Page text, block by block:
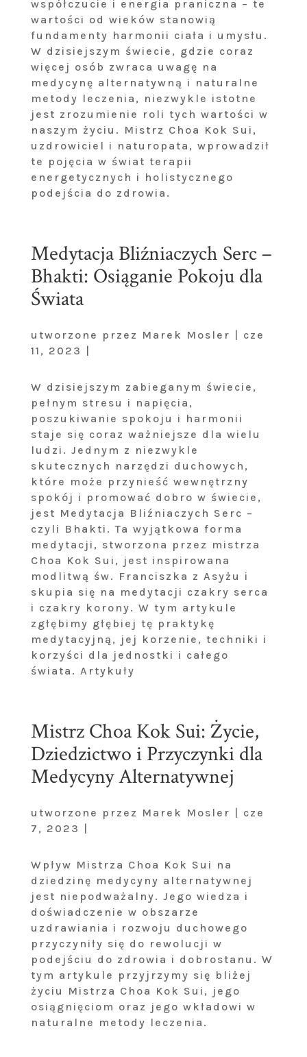
współczucie i energia praniczna – te
wartości od wieków stanowią
fundamenty harmonii ciała i umysłu.
W dzisiejszym świecie, gdzie coraz
więcej osób zwraca uwagę na
medycynę alternatywną i naturalne
metody leczenia, niezwykle istotne
jest zrozumienie roli tych wartości w
naszym życiu. Mistrz Choa Kok Sui,
uzdrowiciel i naturopata, wprowadził
te pojęcia w świat terapii
energetycznych i holistycznego
podejścia do zdrowia.
Medytacja Bliźniaczych Serc –
Bhakti: Osiąganie Pokoju dla
Świata
utworzone przez Marek Mosler | cze
11, 2023 |
W dzisiejszym zabieganym świecie,
pełnym stresu i napięcia,
poszukiwanie spokoju i harmonii
staje się coraz ważniejsze dla wielu
ludzi. Jednym z niezwykle
skutecznych narzędzi duchowych,
które może przynieść wewnętrzny
spokój i promować dobro w świecie,
jest Medytacja Bliźniaczych Serc –
czyli Bhakti. Ta wyjątkowa forma
medytacji, stworzona przez mistrza
Choa Kok Sui, jest inspirowana
modlitwą św. Franciszka z Asyżu i
skupia się na medytacji czakry serca
i czakry korony. W tym artykule
zgłębimy głębiej tę praktykę
medytacyjną, jej korzenie, techniki i
korzyści dla jednostki i całego
świata. Artykuły
Mistrz Choa Kok Sui: Życie,
Dziedzictwo i Przyczynki dla
Medycyny Alternatywnej
utworzone przez Marek Mosler | cze
7, 2023 |
Wpływ Mistrza Choa Kok Sui na
dziedzinę medycyny alternatywnej
jest niepodważalny. Jego wiedza i
doświadczenie w obszarze
uzdrawiania i rozwoju duchowego
przyczyniły się do rewolucji w
podejściu do zdrowia i dobrostanu. W
tym artykule przyjrzymy się bliżej
życiu Mistrza Choa Kok Sui, jego
osiągnięciom oraz jego wkładowi w
naturalne metody leczenia.